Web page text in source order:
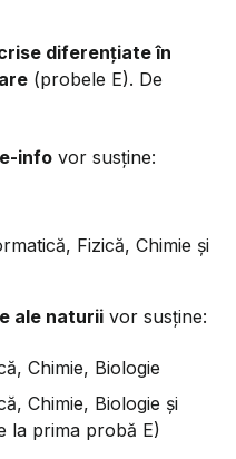
diferențiate în
(probele E). De
info vor susține:
Fizică, Chimie și
ale naturii vor susține:
Chimie, Biologie
Chimie, Biologie și
la prima probă E)